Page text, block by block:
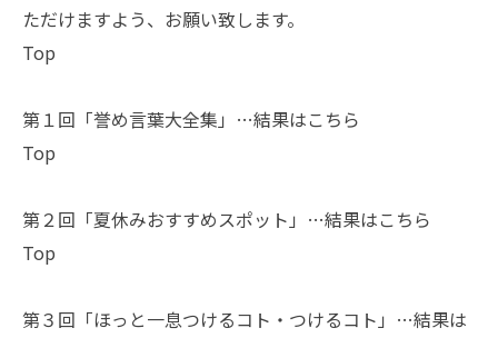
ただけますよう、お願い致します。
Top
第１回「誉め言葉大全集」…結果はこちら
Top
第２回「夏休みおすすめスポット」…結果はこちら
Top
第３回「ほっと一息つけるコト・つけるコト」…結果は